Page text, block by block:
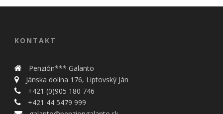
KONTAKT
Penzión*** Galanto
Jánska dolina 176, Liptovský Ján
+421 (0)905 180 746
+421 44 5479 999